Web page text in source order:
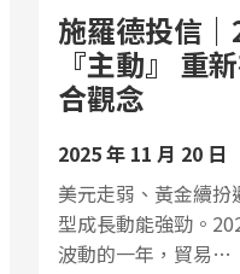
施羅德投信
『主動』 重
合觀念
2025 年 11 月 20 日
美元走弱、黃金續
型成長動能強勁。
波動的一年，貿易…